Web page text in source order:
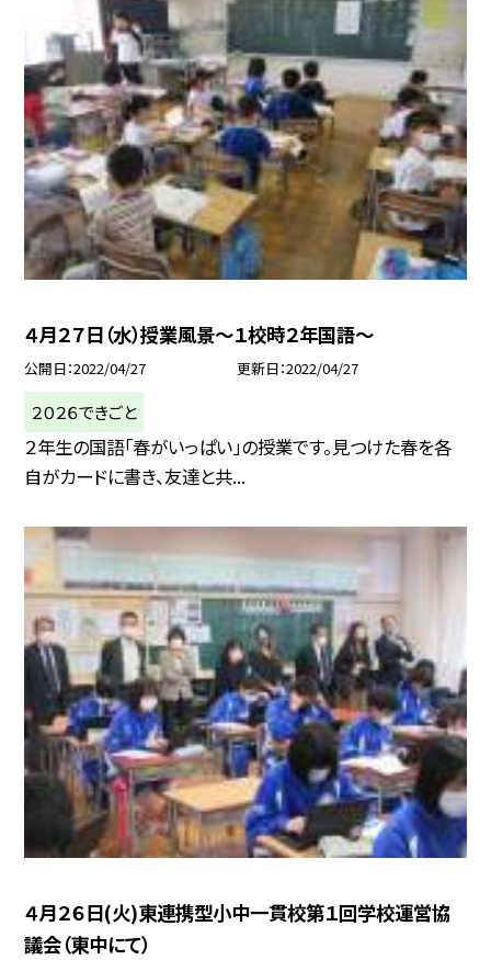
４月２７日（水）授業風景〜１校時２年国語〜
公開日 2022/04/27 更新日 2022/04/27
２０２６できごと
２年生の国語「春がいっぱい」の授業です。見つけた春を各
自がカードに書き、友達と共...
４月２６日(火)東連携型小中一貫校第１回学校運営協
議会（東中にて）